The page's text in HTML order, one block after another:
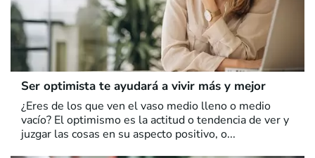
Ser optimista te ayudará a vivir más y mejor
¿Eres de los que ven el vaso medio lleno o medio
vacío? El optimismo es la actitud o tendencia de ver y
juzgar las cosas en su aspecto positivo, o...